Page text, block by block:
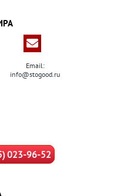
Email:
info@stogood.ru
023-96-52